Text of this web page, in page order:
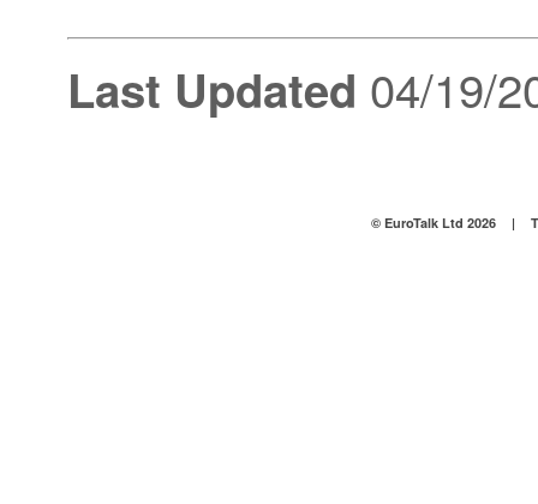
Last Updated 04/19/
© EuroTalk Ltd 2026 |